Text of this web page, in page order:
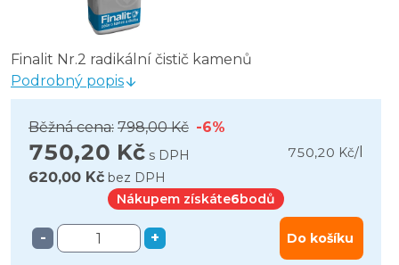
Finalit Nr.2 radikální čistič kamenů
Podrobný popis
Běžná cena: 798,00 Kč -6%
750,20 Kč s DPH 750,20 Kč/
620,00 Kč bez DPH
Nákupem získáte6bodů
- + Do košíku